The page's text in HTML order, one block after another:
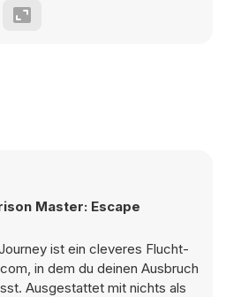
Master: Escape
ist ein cleveres Flucht-
in dem du deinen Ausbruch
Ausgestattet mit nichts als